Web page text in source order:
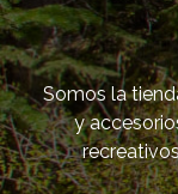
Somos la
y